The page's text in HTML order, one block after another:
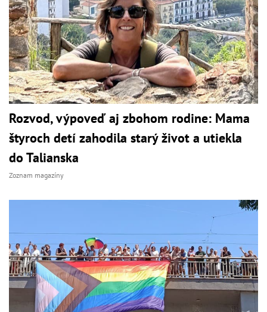
Rozvod, výpoveď aj zbohom rodine: Mama
štyroch detí zahodila starý život a utiekla
do Talianska
Zoznam magazíny